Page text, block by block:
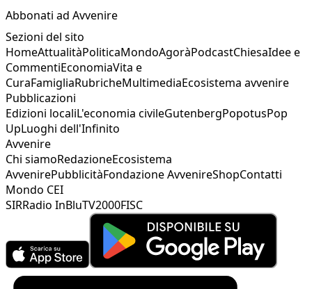
Abbonati ad Avvenire
Sezioni del sito
HomeAttualitàPoliticaMondoAgoràPodcastChiesaIdee e
CommentiEconomiaVita e
CuraFamigliaRubricheMultimediaEcosistema avvenire
Pubblicazioni
Edizioni localiL'economia civileGutenbergPopotusPop
UpLuoghi dell'Infinito
Avvenire
Chi siamoRedazioneEcosistema
AvvenirePubblicitàFondazione AvvenireShopContatti
Mondo CEI
SIRRadio InBluTV2000FISC